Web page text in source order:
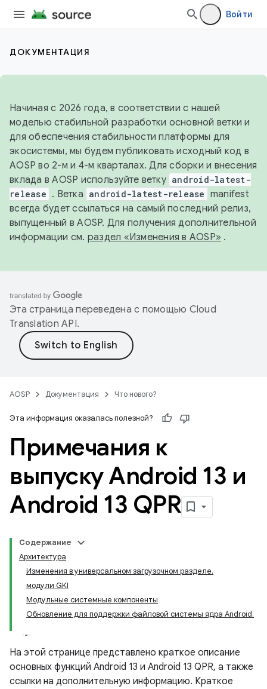
Войти
ДОКУМЕНТАЦИЯ
Начиная с 2026 года, в соответствии с нашей
моделью стабильной разработки основной ветки и
для обеспечения стабильности платформы для
экосистемы, мы будем публиковать исходный код в
AOSP во 2-м и 4-м кварталах. Для сборки и внесения
вклада в AOSP используйте ветку android-latest-
release . Ветка android-latest-release manifest
всегда будет ссылаться на самый последний релиз,
выпущенный в AOSP. Для получения дополнительной
информации см. раздел «Изменения в AOSP» .
Эта страница переведена с помощью Cloud
Translation API.
AOSP Документация Что нового?
Эта информация оказалась полезной?
Примечания к
выпуску Android 13 и
Android 13 QPR
Содержание
Архитектура
Изменения в универсальном загрузочном разделе.
модули GKI
Модульные системные компоненты
Обновление для поддержки файловой системы ядра Android.
На этой странице представлено краткое описание
основных функций Android 13 и Android 13 QPR, а также
ссылки на дополнительную информацию. Краткое